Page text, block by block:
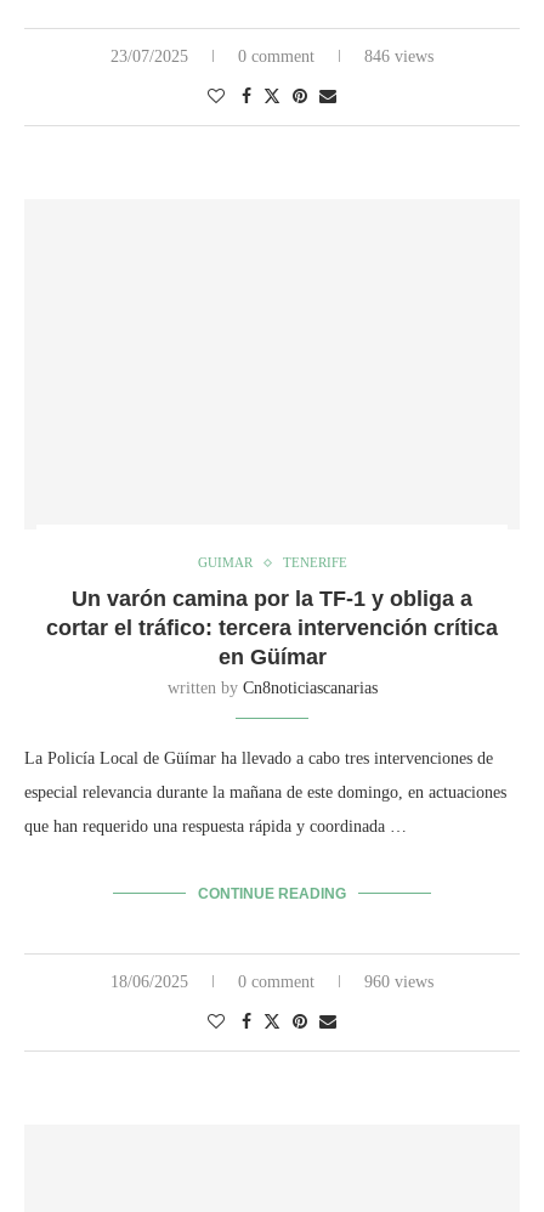
23/07/2025 0 comment 846 views
GUIMAR TENERIFE
Un varón camina por la TF-1 y obliga a
cortar el tráfico: tercera intervención crítica
en Güímar
written by Cn8noticiascanarias
La Policía Local de Güímar ha llevado a cabo tres intervenciones de
especial relevancia durante la mañana de este domingo, en actuaciones
que han requerido una respuesta rápida y coordinada …
CONTINUE READING
18/06/2025 0 comment 960 views